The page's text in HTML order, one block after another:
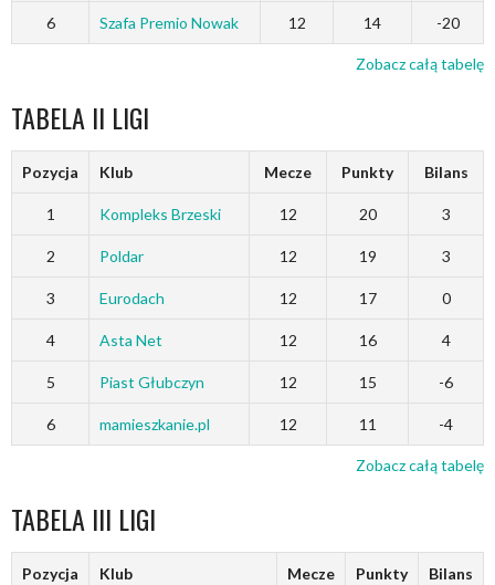
6 Szafa Premio Nowak 12 14 -20
Zobacz całą tabelę
TABELA II LIGI
Pozycja Klub Mecze Punkty Bilans
1 Kompleks Brzeski 12 20 3
2 Poldar 12 19 3
3 Eurodach 12 17 0
4 Asta Net 12 16 4
5 Piast Głubczyn 12 15 -6
6 mamieszkanie.pl 12 11 -4
Zobacz całą tabelę
TABELA III LIGI
Pozycja Klub Mecze Punkty Bilans